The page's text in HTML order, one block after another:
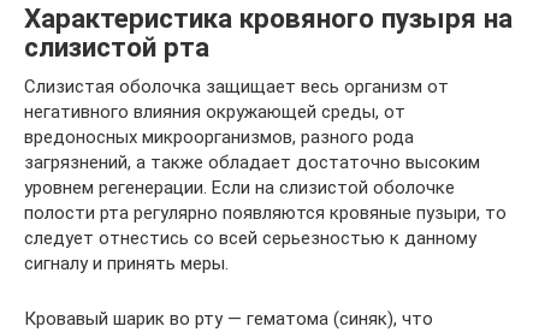
Характеристика кровяного пузыря на
слизистой рта
Слизистая оболочка защищает весь организм от
негативного влияния окружающей среды, от
вредоносных микроорганизмов, разного рода
загрязнений, а также обладает достаточно высоким
уровнем регенерации. Если на слизистой оболочке
полости рта регулярно появляются кровяные пузыри, то
следует отнестись со всей серьезностью к данному
сигналу и принять меры.
Кровавый шарик во рту — гематома (синяк), что